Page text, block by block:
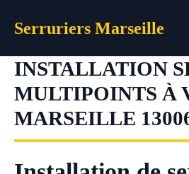
Serruriers Marseille
INSTALLATION
MULTIPOINTS À
MARSEILLE